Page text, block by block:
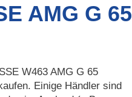
AMG G 65
W463 AMG G 65
Einige Händler sind